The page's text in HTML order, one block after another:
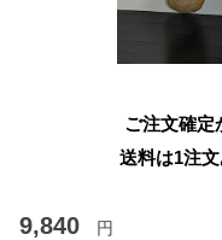
ご注文確定
送料は1注文
9,840 円